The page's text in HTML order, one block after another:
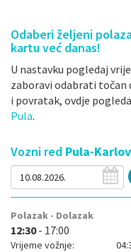
Odaberi željeni
kartu već danas!
U nastavku pogledaj
zaboravi odabrati točan
i povratak, ovdje
Pula.
Vozni red Pula-
Polazak - Dolazak
12:30- 17:00
Vrijeme vožnje: